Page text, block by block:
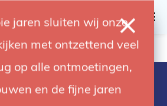
jaren sluiten wij onze
met ontzettend veel
op alle ontmoetingen,
en de fijne jaren
shops
with